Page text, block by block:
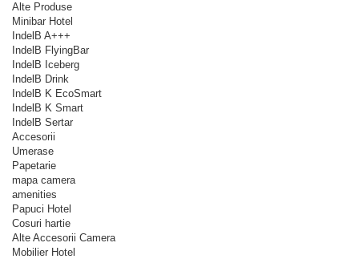
Alte Produse
Minibar Hotel
IndelB A+++
IndelB FlyingBar
IndelB Iceberg
IndelB Drink
IndelB K EcoSmart
IndelB K Smart
IndelB Sertar
Accesorii
Umerase
Papetarie
mapa camera
amenities
Papuci Hotel
Cosuri hartie
Alte Accesorii Camera
Mobilier Hotel